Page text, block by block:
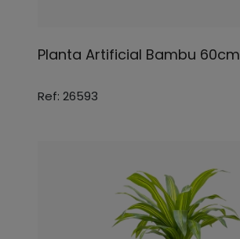
Planta Artificial Bambu 60cm
Ref: 26593